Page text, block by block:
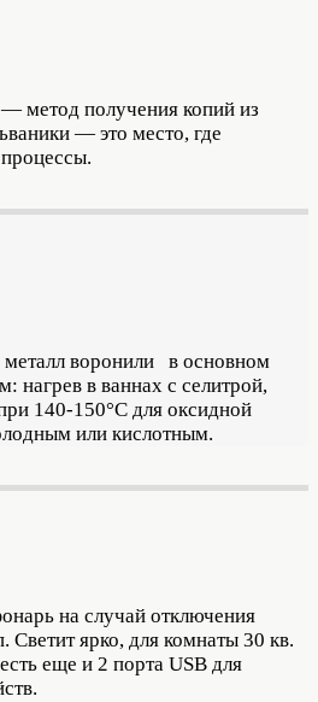
— метод получения копий из
— это место, где
металл воронили в основном
нагрев в ваннах с селитрой,
140-150°C для оксидной
или кислотным.
на случай отключения
Светит ярко, для комнаты 30 кв.
еще и 2 порта USB для